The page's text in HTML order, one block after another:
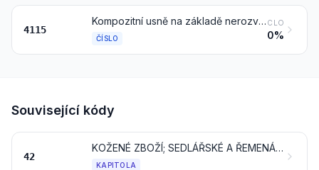
4115
Kompozitní usně na základě nerozvlákněné usně nebo kožených vláken, ve tvaru desek, listů nebo pruhů, též ve svitcích; odřezky a jiné odpady kůží (usní) nebo kompozitní usně, nepoužitelné k výrobě koženého zboží; kožený prach, prášek a moučka
ČÍSLO
CLO
0%
Související kódy
42
KOŽENÉ ZBOŽÍ; SEDLÁŘSKÉ A ŘEMENÁŘSKÉ VÝROBKY; CESTOVNÍ POTŘEBY, KABELKY A PODOBNÉ SCHRÁNKY; VÝROBKY ZE STŘEV (JINÝCH NEŽ Z HOUSENEK BOURCE MORUŠOVÉHO)
KAPITOLA